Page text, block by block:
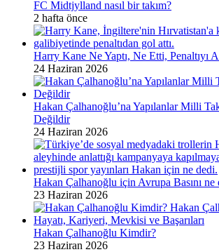
FC Midtjylland nasıl bir takım?
2 hafta önce
Harry Kane Ne Yaptı, Ne Etti, Penaltıyı
24 Haziran 2026
Hakan Çalhanoğlu’na Yapılanlar Milli
Değildir
24 Haziran 2026
Hakan Çalhanoğlu için Avrupa Basını ne
23 Haziran 2026
Hakan Çalhanoğlu Kimdir?
23 Haziran 2026